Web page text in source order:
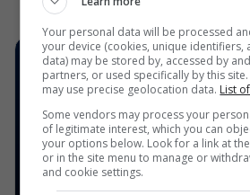
Your personal data will be processed
your device (cookies, unique identifiers,
data) may be stored by, accessed by
partners, or used specifically by this
may use precise geolocation data. List
Some vendors may process your
of legitimate interest, which you can
your options below. Look for a link at
or in the site menu to manage or
and cookie settings.